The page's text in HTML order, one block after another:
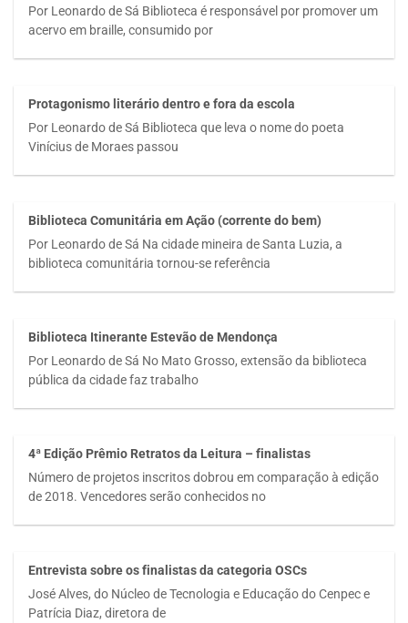
Por Leonardo de Sá Biblioteca é responsável por promover um
acervo em braille, consumido por
Protagonismo literário dentro e fora da escola
Por Leonardo de Sá Biblioteca que leva o nome do poeta
Vinícius de Moraes passou
Biblioteca Comunitária em Ação (corrente do bem)
Por Leonardo de Sá Na cidade mineira de Santa Luzia, a
biblioteca comunitária tornou-se referência
Biblioteca Itinerante Estevão de Mendonça
Por Leonardo de Sá No Mato Grosso, extensão da biblioteca
pública da cidade faz trabalho
4ª Edição Prêmio Retratos da Leitura – finalistas
Número de projetos inscritos dobrou em comparação à edição
de 2018. Vencedores serão conhecidos no
Entrevista sobre os finalistas da categoria OSCs
José Alves, do Núcleo de Tecnologia e Educação do Cenpec e
Patrícia Diaz, diretora de